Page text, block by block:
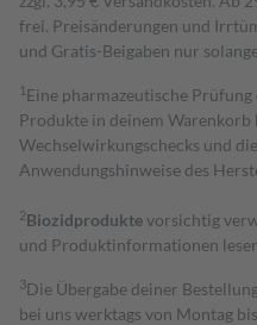
frei. Preisänderungen und
und Gratis-Beigaben nur
1 Eine pharmazeutische
Produkte in deinem
Wechselwirkungschecks und
Anwendungshinweise des
2Biozidproduktevorsichtig
und Produktinformationen
3Die Übergabe deiner
bei uns werktags von Montag